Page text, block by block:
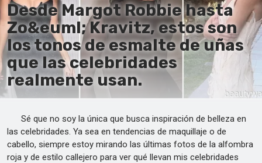
Ru
It
De
Desde Margot Robbie hasta
Zo&euml; Kravitz, estos son
los tonos de esmalte de uñas
que las celebridades
realmente usan.
Sé que no soy la única que busca inspiración de belleza en
las celebridades. Ya sea en tendencias de maquillaje o de
cabello, siempre estoy mirando las últimas fotos de la alfombra
roja y de estilo callejero para ver qué llevan mis celebridades